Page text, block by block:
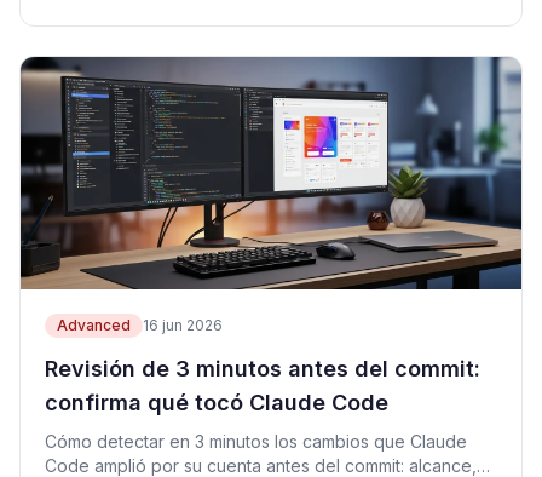
Advanced 16 jun 2026
Revisión de 3 minutos antes del commit:
confirma qué tocó Claude Code
Cómo detectar en 3 minutos los cambios que Claude
Code amplió por su cuenta antes del commit: alcance,